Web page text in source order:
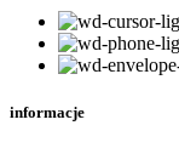
informacje